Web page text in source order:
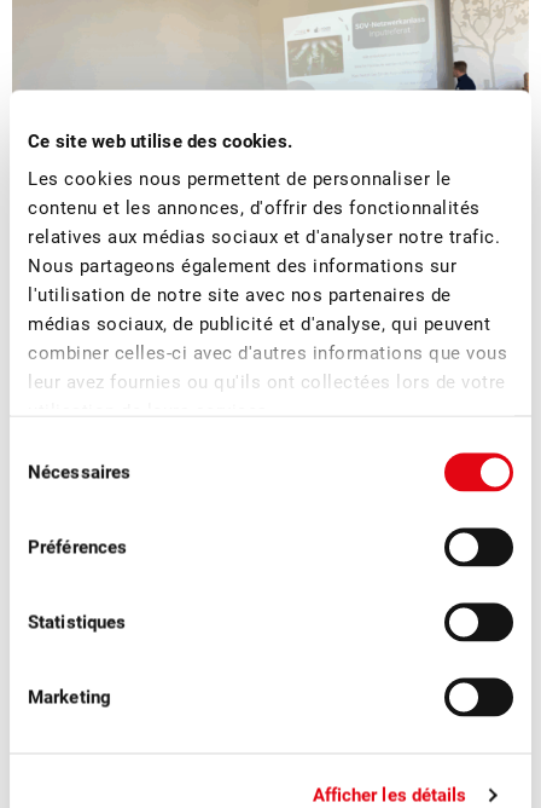
Ce site web utilise des cookies.
Les cookies nous permettent de personnaliser le
contenu et les annonces, d'offrir des fonctionnalités
relatives aux médias sociaux et d'analyser notre trafic.
Nous partageons également des informations sur
l'utilisation de notre site avec nos partenaires de
médias sociaux, de publicité et d'analyse, qui peuvent
combiner celles-ci avec d'autres informations que vous
leur avez fournies ou qu'ils ont collectées lors de votre
Nécessaires
Préférences
Statistiques
Marketing
Afficher les détails
08.07.2026 ■ Association, Fruits à cidre, Fruits de transformation
Organisation réussie de l’évènement de
réseautage pour les cidreries suisses
sein de la branche, à donner de nouvelles impulsions et à